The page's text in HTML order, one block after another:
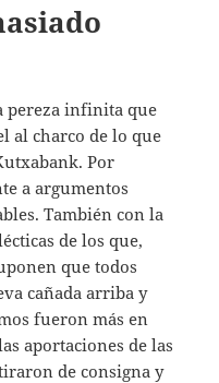
pereza infinita que
al charco de lo que
Por
a argumentos
También con la
de los que,
que todos
cañada arriba y
fueron más en
aportaciones de las
de consigna y